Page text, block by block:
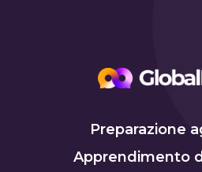
Preparazione
Apprendimento